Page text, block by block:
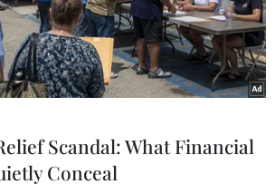
Scandal: What Financial
Conceal